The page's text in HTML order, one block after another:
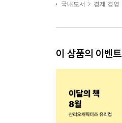
국내도서 경제 경영
이 상품의 이벤트